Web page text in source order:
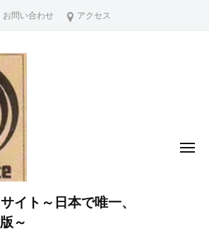
お問い合わせ アクセス
イト～日本で唯一、
～
メ